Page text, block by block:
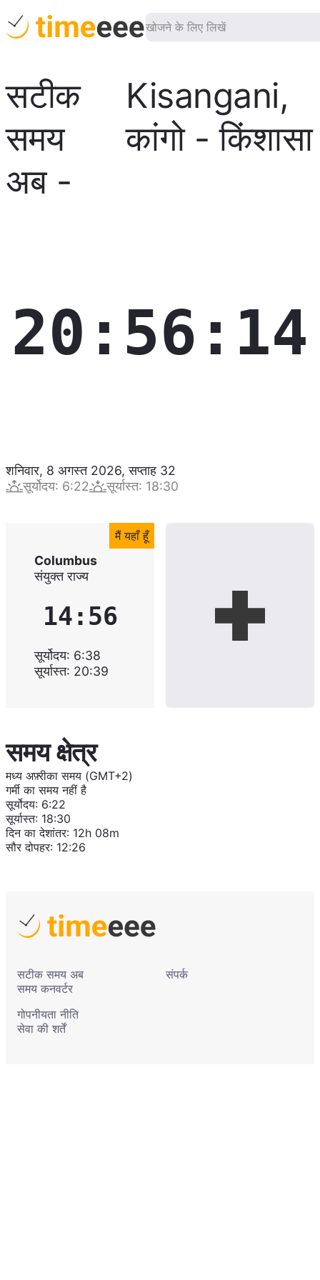
सटीक
समय
अब-
Kisangani,
कांगो - किंशासा
20:56:15
शनिवार, 8 अगस्त 2026,सप्ताह 32
सूर्योदय: 6:22 सूर्यास्त: 18:30
मैं यहाँ हूँ
Columbus
संयुक्त राज्य
14:56
सूर्योदय: 6:38
सूर्यास्त: 20:39
समय क्षेत्र
मध्य अफ़्रीका समय (GMT+2)
गर्मी का समय नहीं है
सूर्योदय: 6:22
सूर्यास्त: 18:30
दिन का देशांतर: 12h 08m
सौर दोपहर: 12:26
सटीक समय अब
समय कनवर्टर
संपर्क
गोपनीयता नीति
सेवा की शर्तें